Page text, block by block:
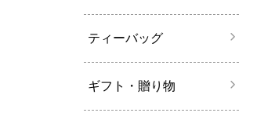
ティーバッグ
ギフト・贈り物